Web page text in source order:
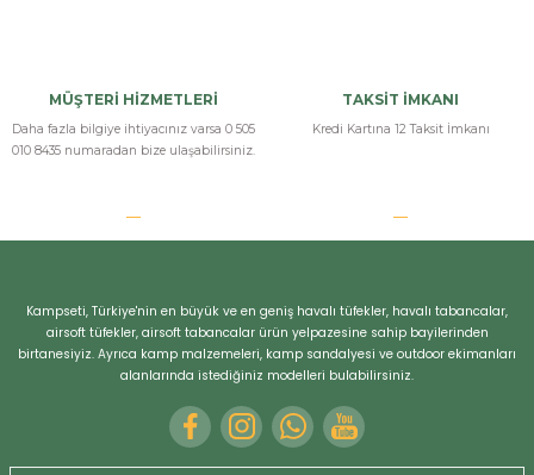
MÜŞTERİ HİZMETLERİ
Daha fazla bilgiye ihtiyacınız varsa 0 505
010 8435 numaradan bize ulaşabilirsiniz.
TAKSİT İMKANI
Kredi Kartına 12 Taksit İmkanı
Kampseti, Türkiye'nin en büyük ve en geniş havalı tüfekler, havalı tabancalar,
airsoft tüfekler, airsoft tabancalar ürün yelpazesine sahip bayilerinden
birtanesiyiz. Ayrıca kamp malzemeleri, kamp sandalyesi ve outdoor ekimanları
alanlarında istediğiniz modelleri bulabilirsiniz.